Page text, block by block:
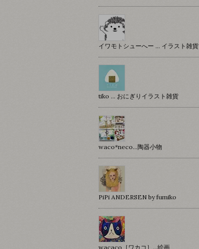
イワモトシューへー … イラスト雑貨
tiko … おにぎりイラスト雑貨
waco*neco...陶器小物
PiPi ANDERSEN by fumiko
wacaco［ワカコ］…絵画